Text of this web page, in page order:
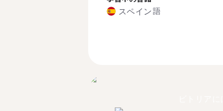
スペイン語